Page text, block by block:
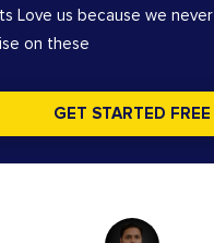
Love us because we never
on these
GET STARTED FREE